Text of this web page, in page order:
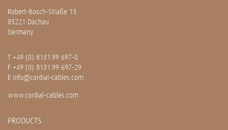
Robert-Bosch-Straße 13
85221 Dachau
Germany
T +49 (0) 8131.99 697-0
F +49 (0) 8131.99 697-29
E info@cordial-cables.com
www.cordial-cables.com
PRODUCTS